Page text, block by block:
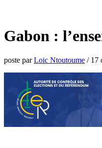
Gabon :
poste parLoic Ntoutoume / 17